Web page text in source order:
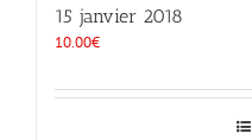
15 janvier 2018
10.00€